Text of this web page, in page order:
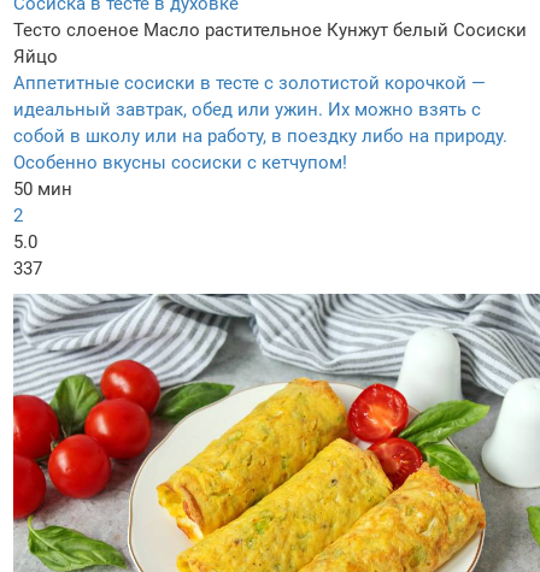
Тесто слоеное Масло растительное Кунжут белый Сосиски
Яйцо
Аппетитные сосиски в тесте с золотистой корочкой —
идеальный завтрак, обед или ужин. Их можно взять с
собой в школу или на работу, в поездку либо на природу.
Особенно вкусны сосиски с кетчупом!
50 мин
2
5.0
337